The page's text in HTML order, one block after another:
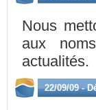
Nous
aux
actualités.
22/09/09 -